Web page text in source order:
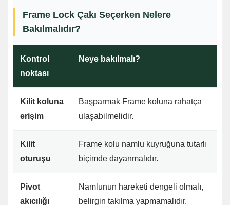
Frame Lock Çakı Seçerken Nelere
Bakılmalıdır?
Kontrol
noktası
Neye bakılmalı?
Kilit koluna
erişim
Başparmak Frame koluna rahatça
ulaşabilmelidir.
Kilit
oturuşu
Frame kolu namlu kuyruğuna tutarlı
biçimde dayanmalıdır.
Pivot
akıcılığı
Namlunun hareketi dengeli olmalı,
belirgin takılma yapmamalıdır.